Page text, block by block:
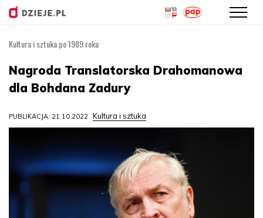
treści
Kultura i sztuka po 1989 roku
Nagroda Translatorska Drahomanowa
dla Bohdana Zadury
PUBLIKACJA: 21.10.2022 Kultura i sztuka